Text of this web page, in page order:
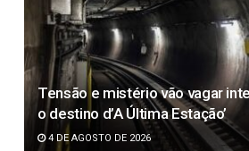
Tensão e mistério vão vagar
o destino d’A Última Estação’
4 DE AGOSTO DE 2026